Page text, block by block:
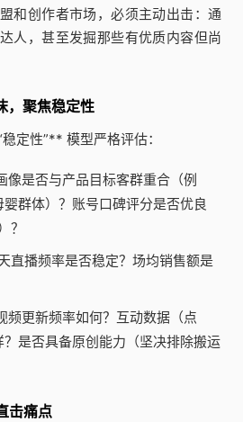
和创作者市场，必须主动出击：通
人，甚至发掘那些有优质内容但尚
，聚焦稳定性
定性”** 模型严格评估：
像是否与产品目标客群重合（例
群体）？账号口碑评分是否优良
？
直播频率是否稳定？场均销售额是
频更新频率如何？互动数据（点
是否具备原创能力（坚决排除搬运
击痛点